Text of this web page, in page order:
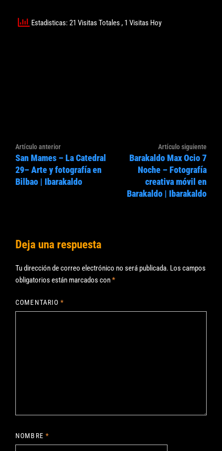
Estadisticas: 21 Visitas Totales, 1 Visitas Hoy
Navegación
de
entradas
Artículo anteriorArtículo
anterior:
San Mames – La Catedral
29– Arte y fotografía en
Bilbao | Ibarakaldo
Artículo siguiente
Barakaldo Max Ocio 7
Noche – Fotografía
creativa móvil en
Barakaldo | Ibarakaldo
Deja una respuesta
Tu dirección de correo electrónico no será publicada. Los campos
obligatorios están marcados con*
COMENTARIO*
NOMBRE *